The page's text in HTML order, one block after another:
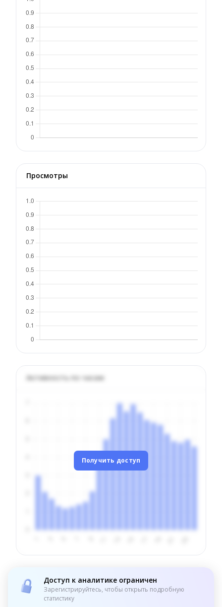
Просмотры
Активность по часам
Получить доступ
Доступ к аналитике ограничен
Зарегистрируйтесь, чтобы открыть подробную
статистику